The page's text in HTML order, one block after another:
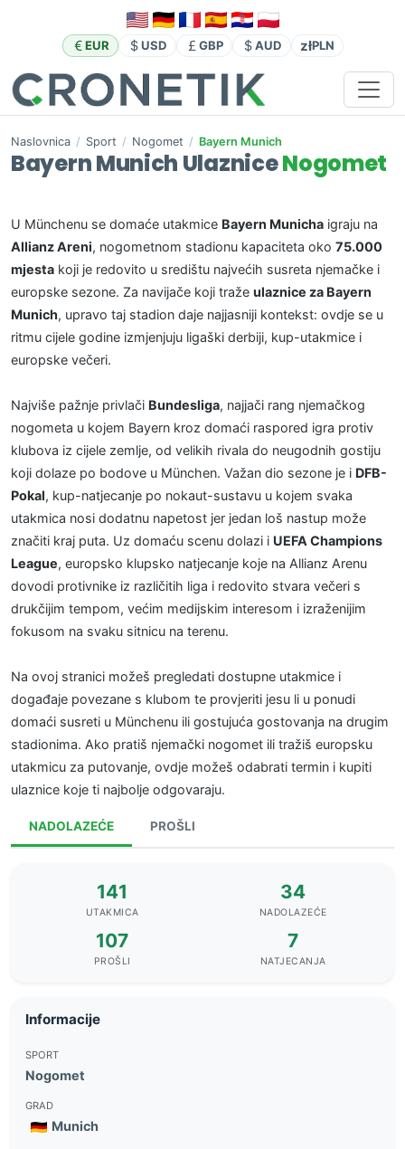
EUR USD GBP AUD złPLN
Naslovnica / Sport / Nogomet / Bayern Munich
Bayern Munich UlazniceNogomet
U Münchenu se domaće utakmice Bayern Municha igraju na
Allianz Areni, nogometnom stadionu kapaciteta oko 75.000
mjesta koji je redovito u središtu najvećih susreta njemačke i
europske sezone. Za navijače koji traže ulaznice za Bayern
Munich, upravo taj stadion daje najjasniji kontekst: ovdje se u
ritmu cijele godine izmjenjuju ligaški derbiji, kup-utakmice i
europske večeri.
Najviše pažnje privlači Bundesliga, najjači rang njemačkog
nogometa u kojem Bayern kroz domaći raspored igra protiv
klubova iz cijele zemlje, od velikih rivala do neugodnih gostiju
koji dolaze po bodove u München. Važan dio sezone je i DFB-
Pokal, kup-natjecanje po nokaut-sustavu u kojem svaka
utakmica nosi dodatnu napetost jer jedan loš nastup može
značiti kraj puta. Uz domaću scenu dolazi i UEFA Champions
League, europsko klupsko natjecanje koje na Allianz Arenu
dovodi protivnike iz različitih liga i redovito stvara večeri s
drukčijim tempom, većim medijskim interesom i izraženijim
fokusom na svaku sitnicu na terenu.
Na ovoj stranici možeš pregledati dostupne utakmice i
događaje povezane s klubom te provjeriti jesu li u ponudi
domaći susreti u Münchenu ili gostujuća gostovanja na drugim
stadionima. Ako pratiš njemački nogomet ili tražiš europsku
utakmicu za putovanje, ovdje možeš odabrati termin i kupiti
ulaznice koje ti najbolje odgovaraju.
NADOLAZEĆE PROŠLI
141
UTAKMICA
34
NADOLAZEĆE
107
PROŠLI
7
NATJECANJA
Informacije
SPORT
Nogomet
GRAD
Munich